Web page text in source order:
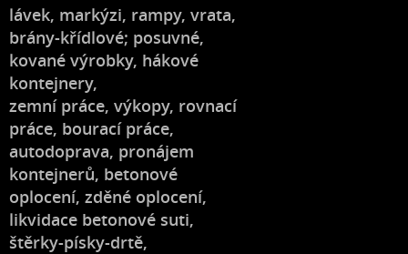
lávek, markýzi, rampy, vrata,
brány-křídlové; posuvné,
kované výrobky, hákové
kontejnery,
zemní práce, výkopy, rovnací
práce, bourací práce,
autodoprava, pronájem
kontejnerů, betonové
oplocení, zděné oplocení,
likvidace betonové suti,
štěrky-písky-drtě,